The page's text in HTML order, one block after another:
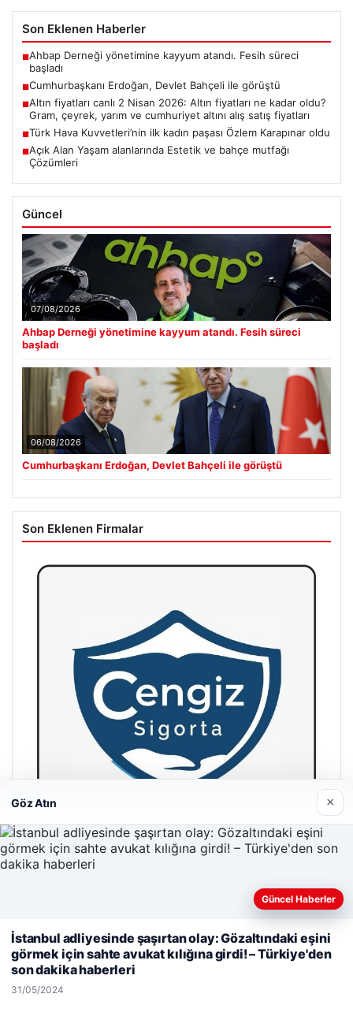
Son Eklenen Haberler
■Ahbap Derneği yönetimine kayyum atandı. Fesih süreci
başladı
■Cumhurbaşkanı Erdoğan, Devlet Bahçeli ile görüştü
■Altın fiyatları canlı 2 Nisan 2026: Altın fiyatları ne kadar oldu?
Gram, çeyrek, yarım ve cumhuriyet altını alış satış fiyatları
■Türk Hava Kuvvetleri’nin ilk kadın paşası Özlem Karapınar oldu
■Açık Alan Yaşam alanlarında Estetik ve bahçe mutfağı
Çözümleri
Güncel
07/08/2026
Ahbap Derneği yönetimine kayyum atandı. Fesih süreci
başladı
06/08/2026
Cumhurbaşkanı Erdoğan, Devlet Bahçeli ile görüştü
Son Eklenen Firmalar
Hastaş Beton
deneyiminizi kişiselleştirmek ve geliştirmek amacıyla çerezler
kullanıyoruz.Çerez Politikamız
Göz Atın ×
Güncel Haberler
İstanbul adliyesinde şaşırtan olay: Gözaltındaki eşini
görmek için sahte avukat kılığına girdi! – Türkiye'den
son dakika haberleri
31/05/2024